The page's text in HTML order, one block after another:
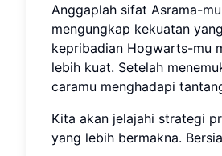
Anggaplah sifat Asrama-
mengungkap kekuatan
kepribadian Hogwarts-mu
lebih kuat. Setelah
caramu menghadapi
Kita akan jelajahi strategi
yang lebih bermakna.